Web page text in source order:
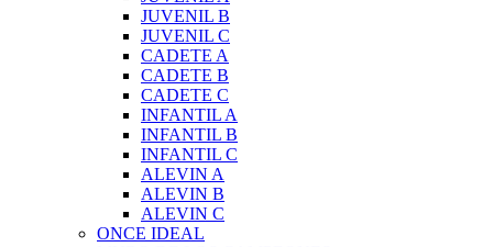
JUVENIL B
JUVENIL C
CADETE A
CADETE B
CADETE C
INFANTIL A
INFANTIL B
INFANTIL C
ALEVIN A
ALEVIN B
ALEVIN C
ONCE IDEAL